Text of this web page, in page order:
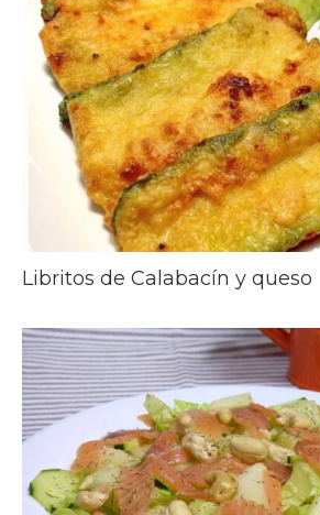
Libritos de Calabacín y queso